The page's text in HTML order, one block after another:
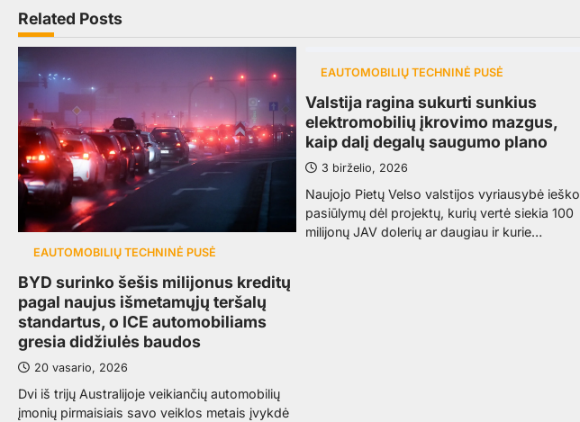
įrašų
Related Posts
EAUTOMOBILIŲ TECHNINĖ PUSĖ
BYD surinko šešis milijonus kreditų
pagal naujus išmetamųjų teršalų
standartus, o ICE automobiliams
gresia didžiulės baudos
20 vasario, 2026
Dvi iš trijų Australijoje veikiančių automobilių
įmonių pirmaisiais savo veiklos metais įvykdė
EAUTOMOBILIŲ TECHNINĖ PUSĖ
Valstija ragina sukurti sunkius
elektromobilių įkrovimo mazgus,
kaip dalį degalų saugumo plano
3 birželio, 2026
Naujojo Pietų Velso valstijos vyriausybė ieško
pasiūlymų dėl projektų, kurių vertė siekia 100
milijonų JAV dolerių ar daugiau ir kurie…